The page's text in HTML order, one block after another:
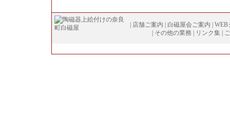
店舗ご案内 白磁屋会ご案内
WEB
その他の業務 リンク集